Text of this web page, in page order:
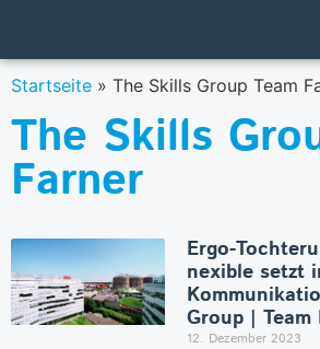
Startseite » The Skills Group Team
The Skills
Farner
Ergo-
nexible setzt
Group | Team
12. Dezember 2023